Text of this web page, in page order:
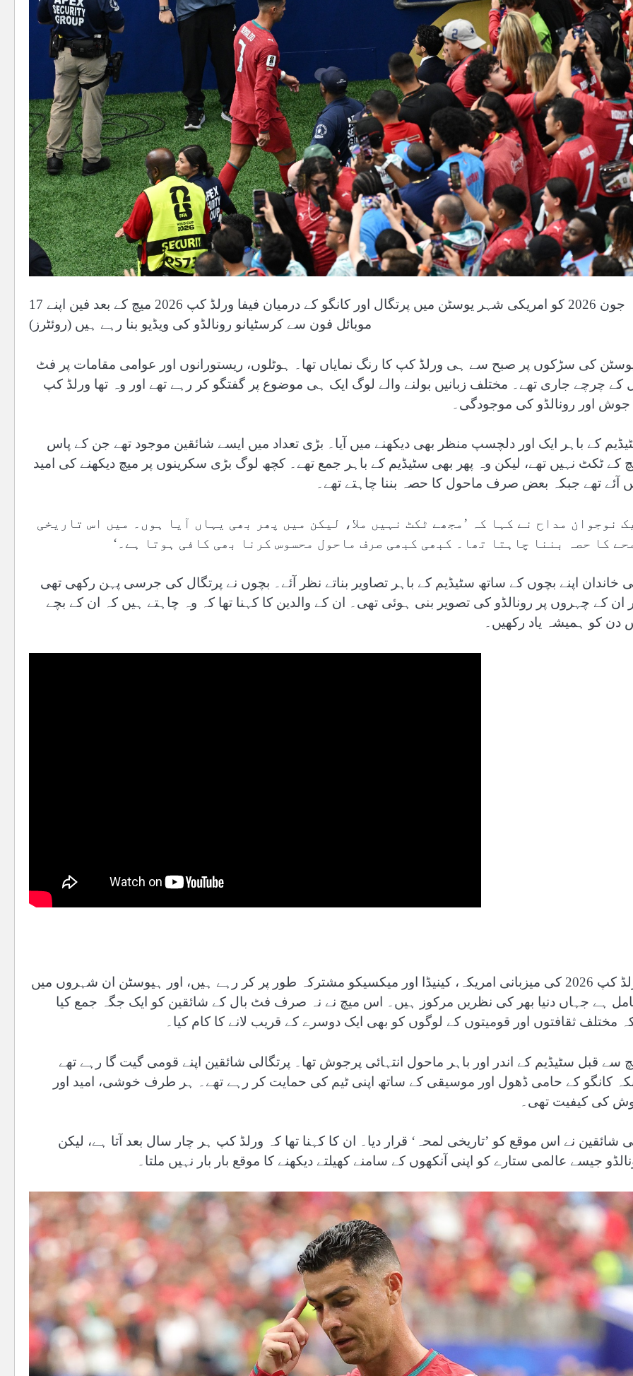
17 جون 2026 کو امریکی شہر یوسٹن میں پرتگال اور کانگو کے درمیان فیفا ورلڈ کپ 2026 میچ کے بعد فین اپنے
موبائل فون سے کرسٹیانو رونالڈو کی ویڈیو بنا رہے ہیں (روئٹرز)
کی سڑکوں پر صبح سے ہی ورلڈ کپ کا رنگ نمایاں تھا۔ ہوٹلوں، ریستورانوں اور عوامی مقامات پر فٹ
کے چرچے جاری تھے۔ مختلف زبانیں بولنے والے لوگ ایک ہی موضوع پر گفتگو کر رہے تھے اور وہ تھا ورلڈ کپ
جوش اور رونالڈو کی موجودگی۔
کے باہر ایک اور دلچسپ منظر بھی دیکھنے میں آیا۔ بڑی تعداد میں ایسے شائقین موجود تھے جن کے پاس
کے ٹکٹ نہیں تھے، لیکن وہ پھر بھی سٹیڈیم کے باہر جمع تھے۔ کچھ لوگ بڑی سکرینوں پر میچ دیکھنے کی امید
آئے تھے جبکہ بعض صرف ماحول کا حصہ بننا چاہتے تھے۔
نوجوان مداح نے کہا کہ ’مجھے ٹکٹ نہیں ملا، لیکن میں پھر بھی یہاں آیا ہوں۔ میں اس تاریخی
کا حصہ بننا چاہتا تھا۔ کبھی کبھی صرف ماحول محسوس کرنا بھی کافی ہوتا ہے۔‘
خاندان اپنے بچوں کے ساتھ سٹیڈیم کے باہر تصاویر بناتے نظر آئے۔ بچوں نے پرتگال کی جرسی پہن رکھی تھی
ان کے چہروں پر رونالڈو کی تصویر بنی ہوئی تھی۔ ان کے والدین کا کہنا تھا کہ وہ چاہتے ہیں کہ ان کے بچے
دن کو ہمیشہ یاد رکھیں۔
ورلڈ کپ 2026 کی میزبانی امریکہ، کینیڈا اور میکسیکو مشترکہ طور پر کر رہے ہیں، اور ہیوسٹن ان شہروں میں
ہے جہاں دنیا بھر کی نظریں مرکوز ہیں۔ اس میچ نے نہ صرف فٹ بال کے شائقین کو ایک جگہ جمع کیا
مختلف ثقافتوں اور قومیتوں کے لوگوں کو بھی ایک دوسرے کے قریب لانے کا کام کیا۔
سے قبل سٹیڈیم کے اندر اور باہر ماحول انتہائی پرجوش تھا۔ پرتگالی شائقین اپنے قومی گیت گا رہے تھے
کانگو کے حامی ڈھول اور موسیقی کے ساتھ اپنی ٹیم کی حمایت کر رہے تھے۔ ہر طرف خوشی، امید اور
کی کیفیت تھی۔
شائقین نے اس موقع کو ’تاریخی لمحہ‘ قرار دیا۔ ان کا کہنا تھا کہ ورلڈ کپ ہر چار سال بعد آتا ہے، لیکن
جیسے عالمی ستارے کو اپنی آنکھوں کے سامنے کھیلتے دیکھنے کا موقع بار بار نہیں ملتا۔